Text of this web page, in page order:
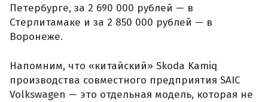
Петербурге, за 2 690 000 рублей — в
Стерлитамаке и за 2 850 000 рублей — в
Воронеже.
Напомним, что «китайский» Skoda Kamiq
производства совместного предприятия SAIC
Volkswagen — это отдельная модель, которая не